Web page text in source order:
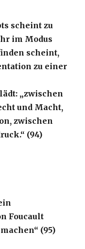
scheint zu
im Modus
scheint,
zu einer
„zwischen
und Macht,
zwischen
(94)
Foucault
(95)